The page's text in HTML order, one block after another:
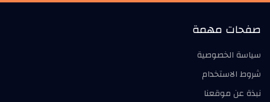
صفحات مهمة
سياسة الخصوصية
شروط الاستخدام
نبذة عن موقعنا